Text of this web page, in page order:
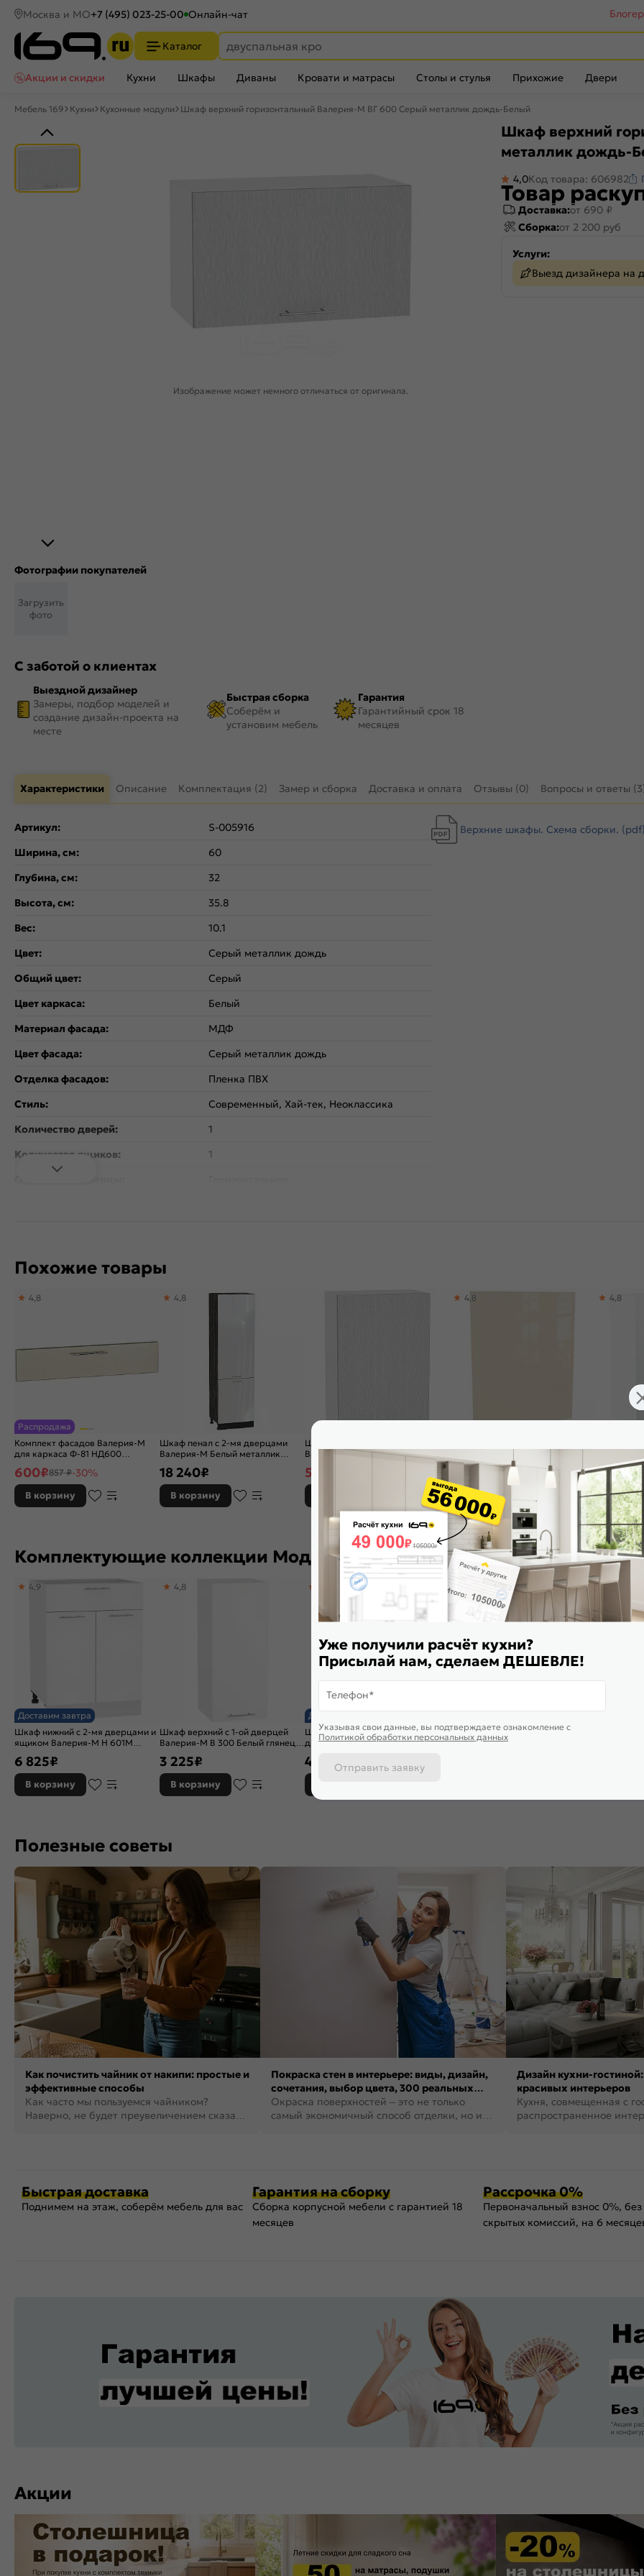
Москва и МО+7 (495) 023-25-00 Онлайн-чат
Каталог
Акции и скидки
Кухни Шкафы Диваны Кровати и матрасы Столы и стулья Прихожие Двери
Мебель 169 Кухни Кухонные модули Шкаф верхний горизонтальный Валерия-М ВГ 600 Серый металлик дождь-Белый
Изображение может немного отличаться от оригинала.
Фотографии покупателей
Загрузить
фото
С заботой о клиентах
Выездной дизайнер
Замеры, подбор моделей и
создание дизайн-проекта на
месте
Быстрая сборка
Соберём и
установим мебель
Гарантия
Гарантийный срок 18
месяцев
Шкаф верхний
металлик дождь-
4,0Код товара: 606982
Товар
Доставка:от 690 ₽
Сборка:от 2 200 руб
Услуги:
Выезд дизайнера на
Характеристики Описание Комплектация (2) Замер и сборка Доставка и оплата Отзывы (0) Вопросы и ответы
Артикул:
S-005916
Ширина, см:
60
Глубина, см:
32
Высота, см:
35.8
Вес:
10.1
Цвет:
Серый металлик дождь
Общий цвет:
Серый
Цвет каркаса:
Белый
Материал фасада:
МДФ
Цвет фасада:
Серый металлик дождь
Отделка фасадов:
Пленка ПВХ
Стиль:
Современный, Хай-тек, Неоклассика
Количество дверей:
1
Количество ящиков:
1
Назначение кухонного шкафа:
Верхние шкафы. Схема сборки. (pdf)
Похожие товары
Распродажа
Комплект фасадов Валерия-М
для каркаса Ф-81 НД600
4,8
600₽857 ₽-30%
В корзину
Шкаф пенал с 2-мя дверцами
Валерия-М Белый металлик
4,8
18 240₽
В корзину
Шкаф верхний с 1-ой дверцей
Валерия-М В 609 Серый
металлик дождь светлый-Белый
5 880
4,8
В корзину
Шкаф
М Белый
4,8
7 980₽
В
Комплектующие коллекции Модули кухни Валерия-М
Доставим завтра
Шкаф нижний с 2-мя дверцами и
ящиком Валерия-М Н 601М
4,9
6 825₽
В корзину
Шкаф верхний с 1-ой дверцей
Валерия-М В 300 Белый глянец-
4,8
3 225₽
В корзину
Доставим завтра
Шкаф верхний с 1-ой остекленной
дверцей Валерия-М В 500 Белый
4 860₽
Шкаф верхний горизонтальный
остекленный Валерия-М ВГ 600
Доставим
Шкаф
5,0
В
Полезные советы
Как почистить чайник от накипи: простые и
эффективные способы
Как часто мы пользуемся чайником?
Наверно, не будет преувеличением сказать,
Покраска стен в интерьере: виды, дизайн,
сочетания, выбор цвета, 300 реальных
фото
Окраска поверхностей – это не только
самый экономичный способ отделки, но и
Дизайн кухни-
красивых интерьеров
Кухня, совмещенная с
распространенное
Быстрая доставка
Поднимем на этаж, соберём мебель для вас
Гарантия на сборку
Сборка корпусной мебели с гарантией 18
месяцев
Рассрочка 0%
Первоначальный взнос 0%,
скрытых комиссий, на 6
Акции
Уже получили расчёт кухни?
Присылай нам, сделаем ДЕШЕВЛЕ!
Телефон*
Указывая свои данные, вы подтверждаете ознакомление c
Политикой обработки персональных данных
Отправить заявку